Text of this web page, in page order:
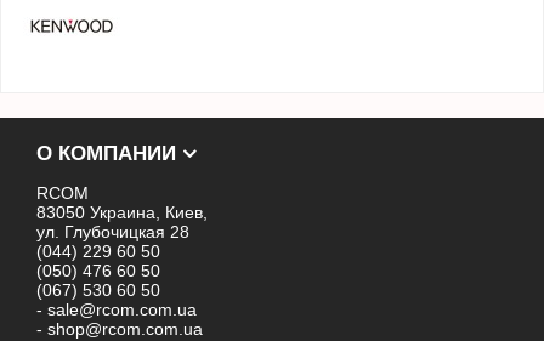
О КОМПАНИИ
RCOM
83050 Украина, Киев,
ул. Глубочицкая 28
(044) 229 60 50
(050) 476 60 50
(067) 530 60 50
- sale@rcom.com.ua
- shop@rcom.com.ua